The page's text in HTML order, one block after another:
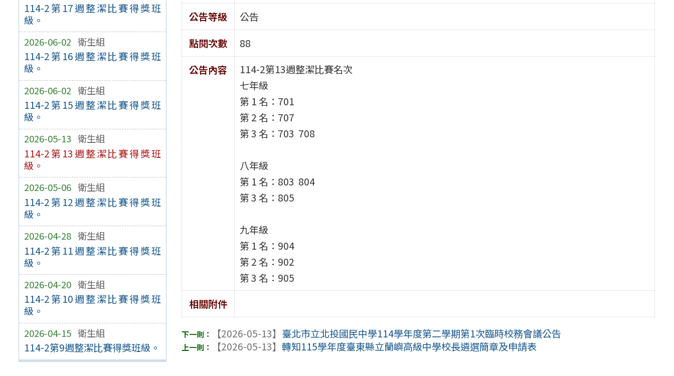
114-2第17週整潔比賽得獎班
級。
2026-06-02 衛生組
114-2第16週整潔比賽得獎班
級。
2026-06-02 衛生組
114-2第15週整潔比賽得獎班
級。
2026-05-13 衛生組
114-2第13週整潔比賽得獎班
級。
2026-05-06 衛生組
114-2第12週整潔比賽得獎班
級。
2026-04-28 衛生組
114-2第11週整潔比賽得獎班
級。
2026-04-20 衛生組
114-2第10週整潔比賽得獎班
級。
2026-04-15 衛生組
114-2第9週整潔比賽得獎班級。
公告等級
公告
點閱次數
88
公告內容
114-2第13週整潔比賽名次
七年級
第 1 名：701
第 2 名：707
第 3 名：703 708
八年級
第 1 名：803 804
第 3 名：805
九年級
第 1 名：904
第 2 名：902
第 3 名：905
相關附件
【2026-05-13】 臺北市立北投國民中學114學年度第二學期第1次臨時校務會議公告
【2026-05-13】轉知115學年度臺東縣立蘭嶼高級中學校長遴選簡章及申請表